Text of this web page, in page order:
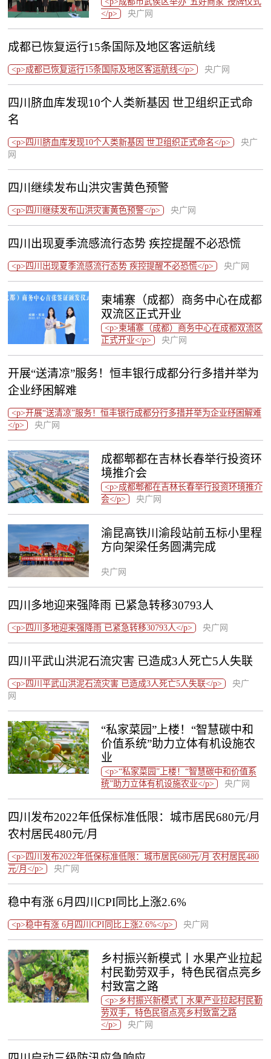
</p>
央广网
成都已恢复运行15条国际及地区客运航线
<p>成都已恢复运行15条国际及地区客运航线</p> 央广网
四川脐血库发现10个人类新基因 世卫组织正式命
名
<p>四川脐血库发现10个人类新基因 世卫组织正式命名</p>
央广
网
四川继续发布山洪灾害黄色预警
<p>四川继续发布山洪灾害黄色预警</p> 央广网
四川出现夏季流感流行态势 疾控提醒不必恐慌
<p>四川出现夏季流感流行态势 疾控提醒不必恐慌</p> 央广网
柬埔寨（成都）商务中心在成都
双流区正式开业
<p>柬埔寨（成都）商务中心在成都双流区
正式开业</p>
央广网
开展“送清凉”服务！恒丰银行成都分行多措并举为
企业纾困解难
<p>开展“送清凉”服务！恒丰银行成都分行多措并举为企业纾困解难
</p>
央广网
成都郫都在吉林长春举行投资环
境推介会
<p>成都郫都在吉林长春举行投资环境推介
会</p>
央广网
渝昆高铁川渝段站前五标小里程
方向架梁任务圆满完成
央广网
四川多地迎来强降雨 已紧急转移30793人
<p>四川多地迎来强降雨 已紧急转移30793人</p> 央广网
四川平武山洪泥石流灾害 已造成3人死亡5人失联
<p>四川平武山洪泥石流灾害 已造成3人死亡5人失联</p>
央广
网
“私家菜园”上楼！“智慧碳中和
价值系统”助力立体有机设施农
业
<p>“私家菜园”上楼！“智慧碳中和价值系
统”助力立体有机设施农业</p>
央广网
四川发布2022年低保标准低限：城市居民680元/月
农村居民480元/月
<p>四川发布2022年低保标准低限：城市居民680元/月 农村居民480
元/月</p>
央广网
稳中有涨 6月四川CPI同比上涨2.6%
<p>稳中有涨 6月四川CPI同比上涨2.6%</p> 央广网
乡村振兴新模式丨水果产业拉起
村民勤劳双手，特色民宿点亮乡
村致富之路
<p>乡村振兴新模式丨水果产业拉起村民勤
劳双手，特色民宿点亮乡村致富之路
</p>
央广网